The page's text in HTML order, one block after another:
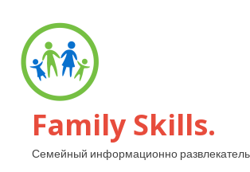
Family Skills.
Семейный информационно